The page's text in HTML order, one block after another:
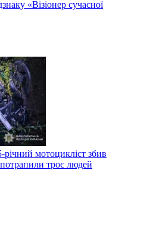
«Візіонер сучасної
мотоцикліст збив
троє людей